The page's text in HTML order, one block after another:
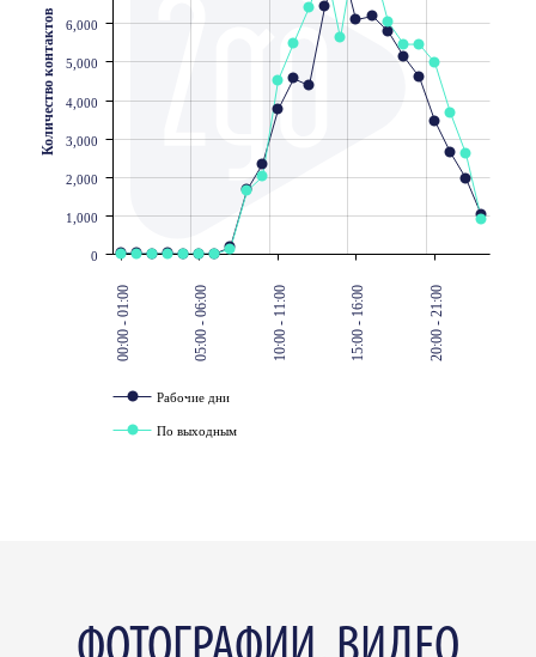
00:00 - 01:00 05:00 - 06:00 10:00 - 11:00 15:00 - 16:00 20:00 - 21:00
0
1,000
2,000
3,000
4,000
5,000
6,000
Количество контактов
Рабочие дни
По выходным